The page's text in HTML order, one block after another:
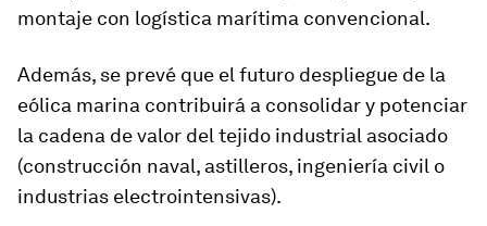
montaje con logística marítima convencional.
Además, se prevé que el futuro despliegue de la
eólica marina contribuirá a consolidar y potenciar
la cadena de valor del tejido industrial asociado
(construcción naval, astilleros, ingeniería civil o
industrias electrointensivas).